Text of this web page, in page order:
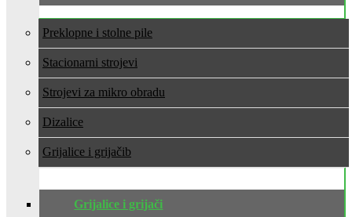
Preklopne i stolne pile
Stacionarni strojevi
Strojevi za mikro obradu
Dizalice
Grijalice i grijači
Grijalice i grijači